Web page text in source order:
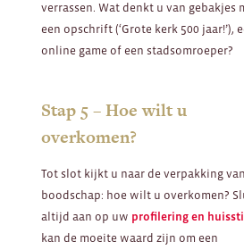
verrassen. Wat denkt u van gebakjes
een opschrift (‘Grote kerk 500 jaar!’),
online game of een stadsomroeper?
Stap 5 – Hoe wilt u
overkomen?
Tot slot kijkt u naar de verpakking
boodschap: hoe wilt u overkomen?
altijd aan op uw profilering en
kan de moeite waard zijn om een